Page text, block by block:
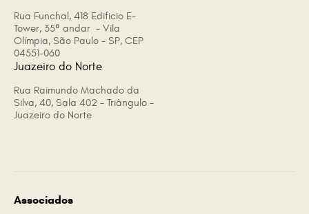
Rua Funchal, 418 Edificio E-
Tower, 35º andar - Vila
Olímpia, São Paulo - SP, CEP
04551-060
Juazeiro do Norte
Rua Raimundo Machado da
Silva, 40, Sala 402 - Triângulo -
Juazeiro do Norte
Associados